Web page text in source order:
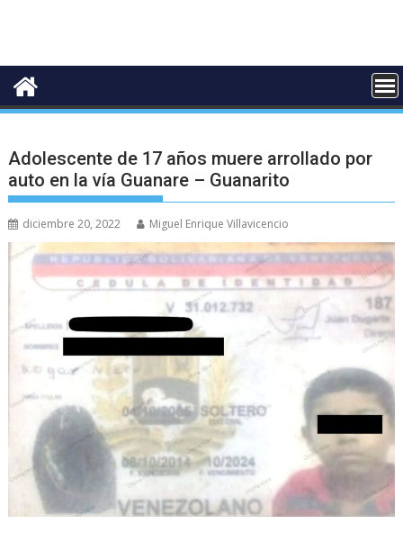
Adolescente de 17 años muere arrollado por
auto en la vía Guanare – Guanarito
diciembre 20, 2022 Miguel Enrique Villavicencio